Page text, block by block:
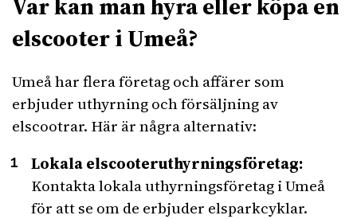
Var kan man hyra eller köpa en
elscooter i Umeå?
Umeå har flera företag och affärer som
erbjuder uthyrning och försäljning av
elscootrar. Här är några alternativ:
Lokala elscooteruthyrningsföretag:
Kontakta lokala uthyrningsföretag i Umeå
för att se om de erbjuder elsparkcyklar.